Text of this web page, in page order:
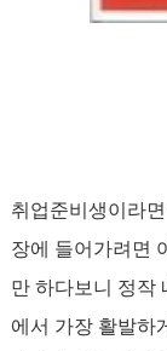
취업준비생이라
장에 들어가려면
만 하다보니 정작
에서 가장 활발하